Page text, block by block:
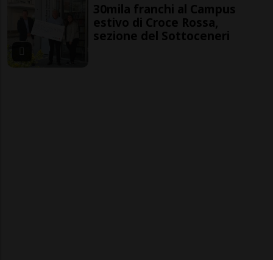
30mila franchi al Campus
estivo di Croce Rossa,
sezione del Sottoceneri